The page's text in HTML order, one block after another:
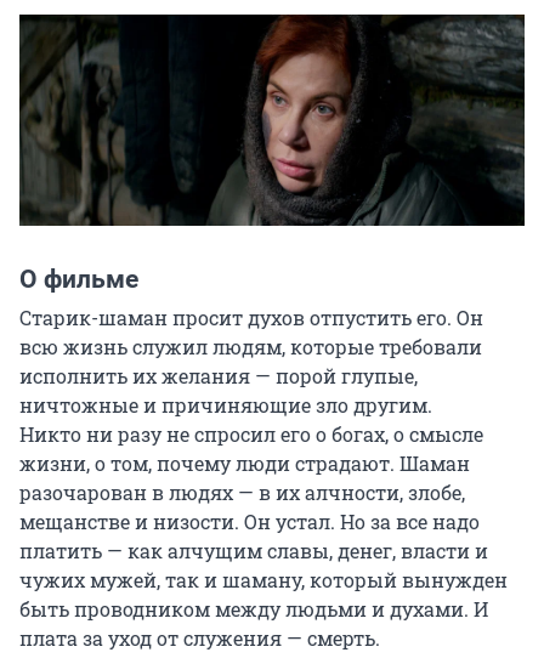
О фильме
Старик-шаман просит духов отпустить его. Он
всю жизнь служил людям, которые требовали
исполнить их желания — порой глупые,
ничтожные и причиняющие зло другим.
Никто ни разу не спросил его о богах, о смысле
жизни, о том, почему люди страдают. Шаман
разочарован в людях — в их алчности, злобе,
мещанстве и низости. Он устал. Но за все надо
платить — как алчущим славы, денег, власти и
чужих мужей, так и шаману, который вынужден
быть проводником между людьми и духами. И
плата за уход от служения — смерть.